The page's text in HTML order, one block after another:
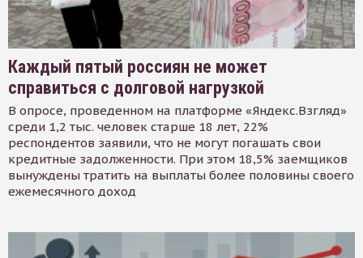
Каждый пятый россиян не может
справиться с долговой нагрузкой
В опросе, проведенном на платформе «Яндекс.Взгляд»
среди 1,2 тыс. человек старше 18 лет, 22%
респондентов заявили, что не могут погашать свои
кредитные задолженности. При этом 18,5% заемщиков
вынуждены тратить на выплаты более половины своего
ежемесячного доход